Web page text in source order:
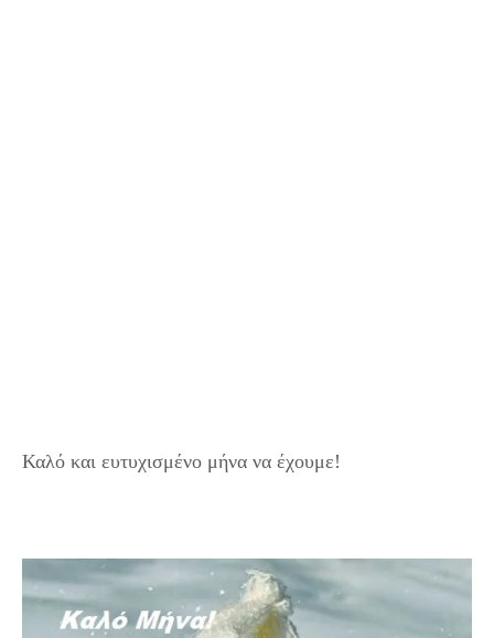
Καλό και ευτυχισμένο μήνα να έχουμε!